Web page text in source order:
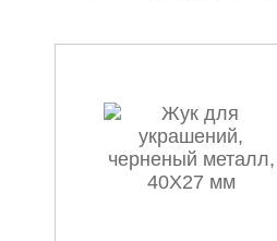
Аист принес ребенка
для украшений,
черненый...
20 руб.